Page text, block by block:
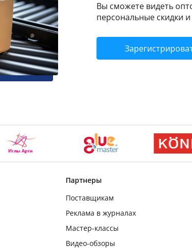
Вы сможете видеть
персональные скидки
Партнеры
Поставщикам
Реклама в журналах
Мастер-классы
Видео-обзоры